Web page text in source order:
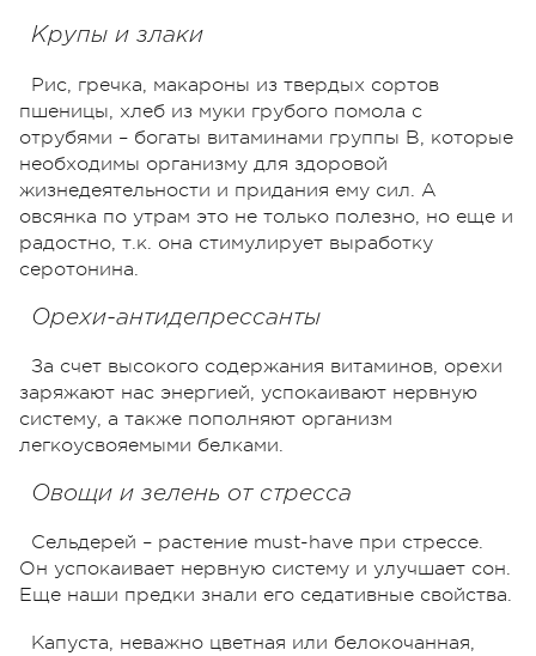
Крупы и злаки
Рис, гречка, макароны из твердых сортов
пшеницы, хлеб из муки грубого помола с
отрубями – богаты витаминами группы В, которые
необходимы организму для здоровой
жизнедеятельности и придания ему сил. А
овсянка по утрам это не только полезно, но еще и
радостно, т.к. она стимулирует выработку
серотонина.
Орехи-антидепрессанты
За счет высокого содержания витаминов, орехи
заряжают нас энергией, успокаивают нервную
систему, а также пополняют организм
легкоусвояемыми белками.
Овощи и зелень от стресса
Сельдерей – растение must-have при стрессе.
Он успокаивает нервную систему и улучшает сон.
Еще наши предки знали его седативные свойства.
Капуста, неважно цветная или белокочанная,